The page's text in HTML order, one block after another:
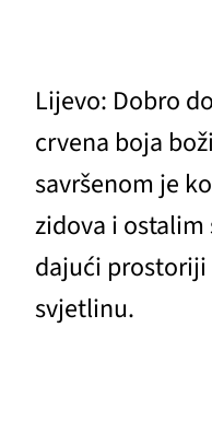
Lijevo: Dobro
crvena boja
savršenom je
zidova i
dajući
svjetlinu.